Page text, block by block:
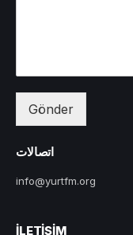
Gönder
اتصالات
info@yurtfm.org
İLETIŞIM